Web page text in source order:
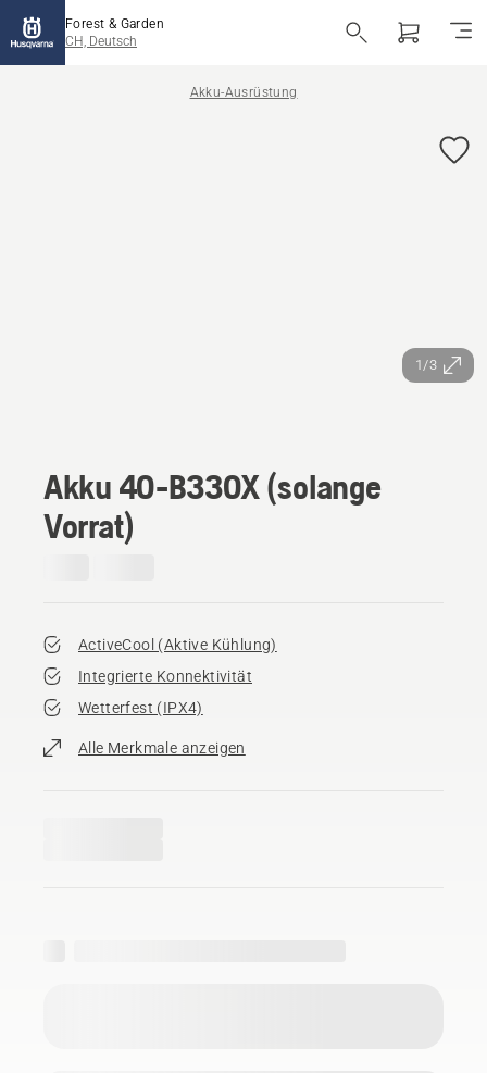
Forest & Garden
CH, Deutsch
Akku-Ausrüstung
1/3
Akku 40-B330X (solange
Vorrat)
ActiveCool (Aktive Kühlung)
Integrierte Konnektivität
Wetterfest (IPX4)
Alle Merkmale anzeigen